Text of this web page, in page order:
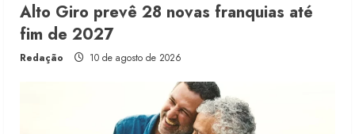
Alto Giro prevê 28 novas franquias até
fim de 2027
Redação 10 de agosto de 2026